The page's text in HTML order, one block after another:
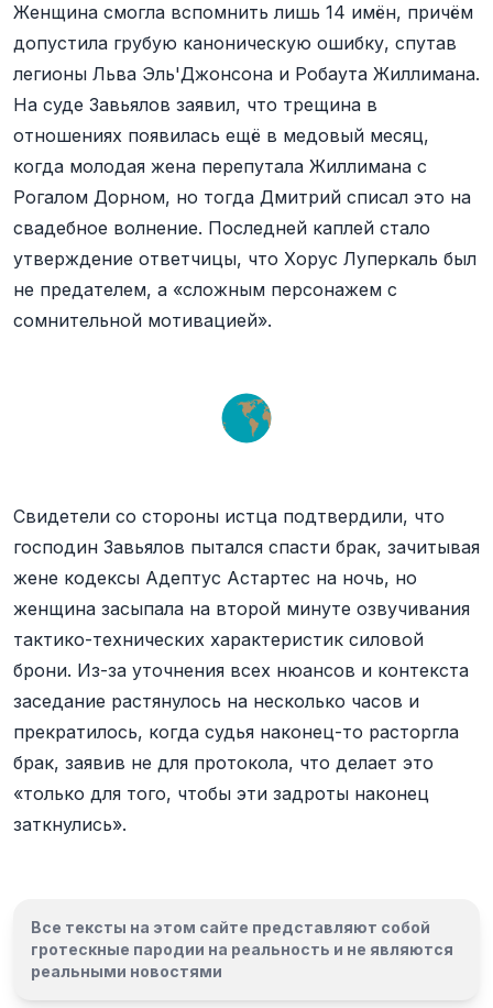
Женщина смогла вспомнить лишь 14 имён, причём
допустила грубую каноническую ошибку, спутав
легионы Льва Эль'Джонсона и Робаута Жиллимана.
На суде Завьялов заявил, что трещина в
отношениях появилась ещё в медовый месяц,
когда молодая жена перепутала Жиллимана с
Рогалом Дорном, но тогда Дмитрий списал это на
свадебное волнение. Последней каплей стало
утверждение ответчицы, что Хорус Луперкаль был
не предателем, а «сложным персонажем с
сомнительной мотивацией».
Свидетели со стороны истца подтвердили, что
господин Завьялов пытался спасти брак, зачитывая
жене кодексы Адептус Астартес на ночь, но
женщина засыпала на второй минуте озвучивания
тактико-технических характеристик силовой
брони. Из-за уточнения всех нюансов и контекста
заседание растянулось на несколько часов и
прекратилось, когда судья наконец-то расторгла
брак, заявив не для протокола, что делает это
«только для того, чтобы эти задроты наконец
заткнулись».
Все тексты на этом сайте представляют собой
гротескные пародии на реальность и не являются
реальными новостями